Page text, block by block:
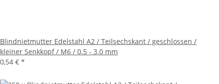
Blindnietmutter Edelstahl A2 / Teilsechskant / geschlossen /
kleiner Senkkopf / M6 / 0.5 - 3.0 mm
0,54 € *